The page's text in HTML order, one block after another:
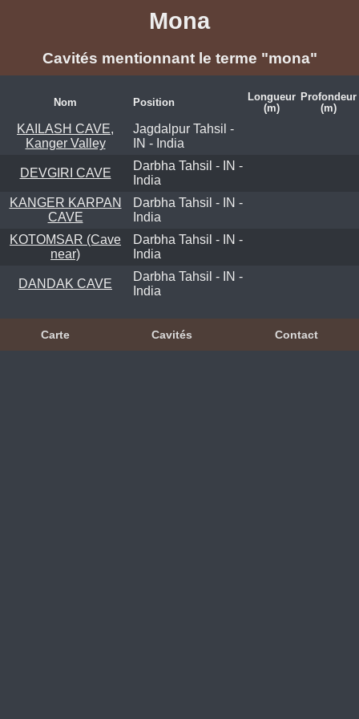
Mona
Cavités mentionnant le terme "mona"
Nom Position
Longueur
(m)
Profondeur
(m)
KAILASH CAVE,
Kanger Valley
Jagdalpur Tahsil -
IN - India
DEVGIRI CAVE
Darbha Tahsil - IN -
India
KANGER KARPAN
CAVE
Darbha Tahsil - IN -
India
KOTOMSAR (Cave
near)
Darbha Tahsil - IN -
India
DANDAK CAVE
Darbha Tahsil - IN -
India
Carte Cavités Contact